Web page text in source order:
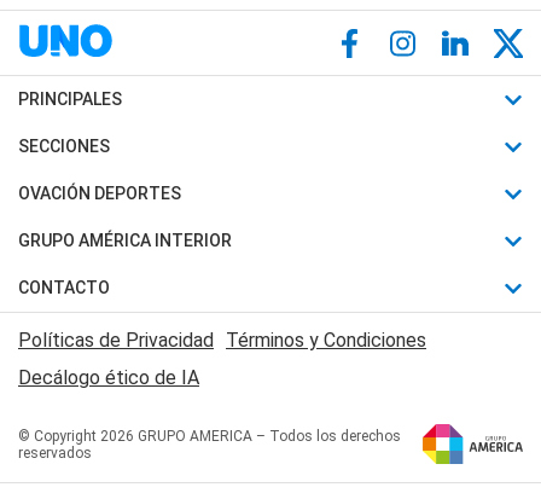
PRINCIPALES
Últimas Noticias
Política
Judiciales
Economia
SECCIONES
Horóscopo
Motores
Trucos caseros
Series y Películas
Edictos y Solicitadas
OVACIÓN DEPORTES
Fútbol
Mundial
Automovilismo
Rugby
Básquet
GRUPO AMÉRICA INTERIOR
Canal 7 en Vivo
San Juan 8
CONTACTO
Acerca de Nosotros
Contactanos
Políticas de Privacidad Términos y Condiciones
Decálogo ético de IA
© Copyright 2026 GRUPO AMERICA – Todos los derechos
reservados